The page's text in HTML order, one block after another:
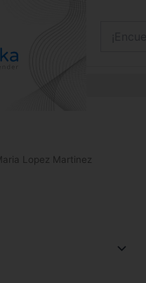
Lopez Martinez